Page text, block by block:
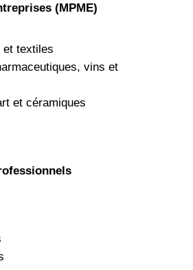
(MPME)
et textiles
vins et
et céramiques